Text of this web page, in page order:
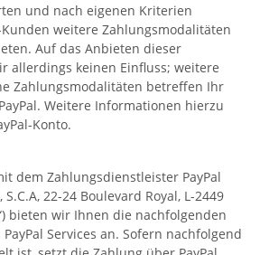
und nach eigenen Kriterien
weitere Zahlungsmodalitäten
Auf das Anbieten dieser
allerdings keinen Einfluss; weitere
Zahlungsmodalitäten betreffen Ihr
Weitere Informationen hierzu
Konto.
dem Zahlungsdienstleister PayPal
22-24 Boulevard Royal, L-2449
bieten wir Ihnen die nachfolgenden
Services an. Sofern nachfolgend